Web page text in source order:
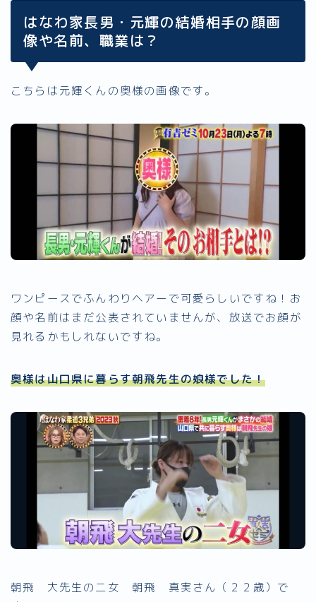
はなわ家長男・元輝の結婚相手の顔画
像や名前、職業は？
こちらは元輝くんの奥様の画像です。
ワンピースでふんわりヘアーで可愛らしいですね！お
顔や名前はまだ公表されていませんが、放送でお顔が
見れるかもしれないですね。
奥様は山口県に暮らす朝飛先生の娘様でした！
朝飛 大先生の二女 朝飛 真実さん（２２歳）で